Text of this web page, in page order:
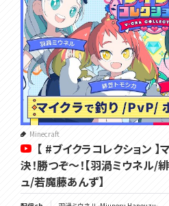
Minecraft
【 #ブイクラコレクション
決！勝つぞ～！【羽渦ミウネル/
ュ/若魔藤あんず】